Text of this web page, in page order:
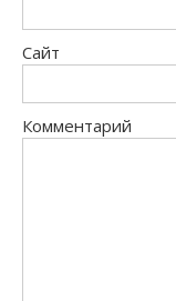
Сайт
Комментарий